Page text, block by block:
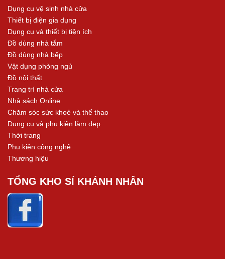
Dụng cụ vệ sinh nhà cửa
Thiết bị điện gia dụng
Dụng cụ và thiết bị tiện ích
Đồ dùng nhà tắm
Đồ dùng nhà bếp
Vật dụng phòng ngủ
Đồ nội thất
Trang trí nhà cửa
Nhà sách Online
Chăm sóc sức khoẻ và thể thao
Dụng cụ và phụ kiện làm đẹp
Thời trang
Phụ kiện công nghệ
Thương hiệu
TỔNG KHO SỈ KHÁNH NHÂN